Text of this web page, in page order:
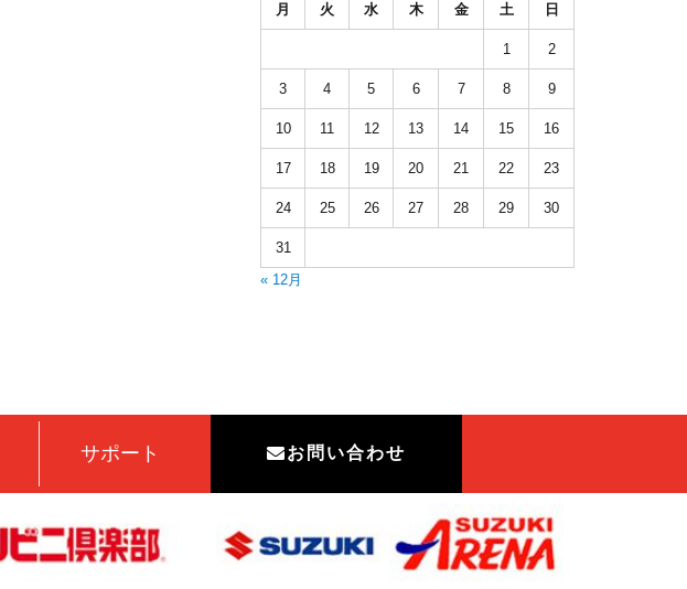
月 火 水 木 金 土 日
1 2
3 4 5 6 7 8 9
10 11 12 13 14 15 16
17 18 19 20 21 22 23
24 25 26 27 28 29 30
31
« 12月
サポート お問い合わせ